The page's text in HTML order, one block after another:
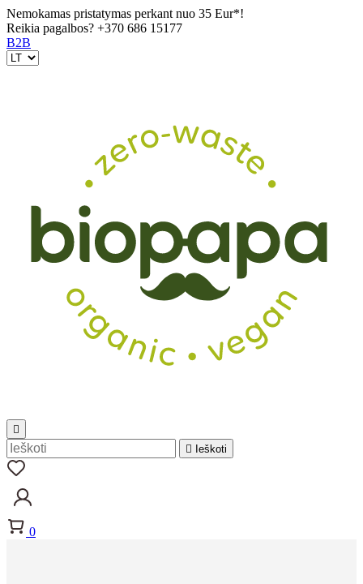
Nemokamas pristatymas perkant nuo 35 Eur*!
Reikia pagalbos? +370 686 15177
B2B


Ieškoti
0